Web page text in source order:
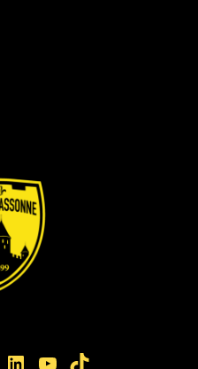
LinkedIn YouTube TikTok